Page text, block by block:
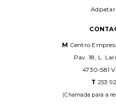
Adpatar
M Centro
Pav. 18, L.
4730-581
T 253
(Chamada para a